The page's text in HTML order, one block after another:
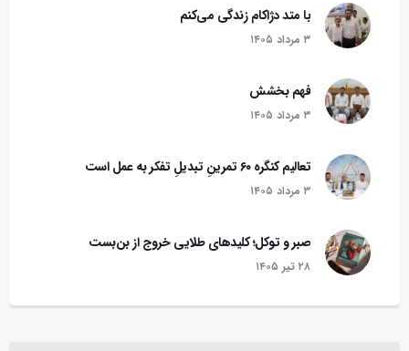
با متد دژاکام زندگی می‌کنم
۳ مرداد ۱۴۰۵
فهم بخشش
۳ مرداد ۱۴۰۵
تعالیم کنگره ۶۰ تمرینِ تبدیلِ تفکر به عمل است
۳ مرداد ۱۴۰۵
صبر و توکل؛ کلیدهای طلایی خروج از بن‌بست
۲۸ تير ۱۴۰۵